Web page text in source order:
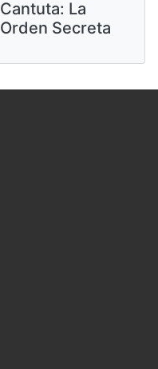
Cantuta: La
Orden Secreta